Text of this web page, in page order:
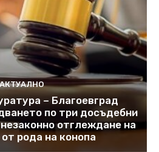
АКТУАЛНО
– Благоевград
по три досъдебни
отглеждане на
рода на конопа